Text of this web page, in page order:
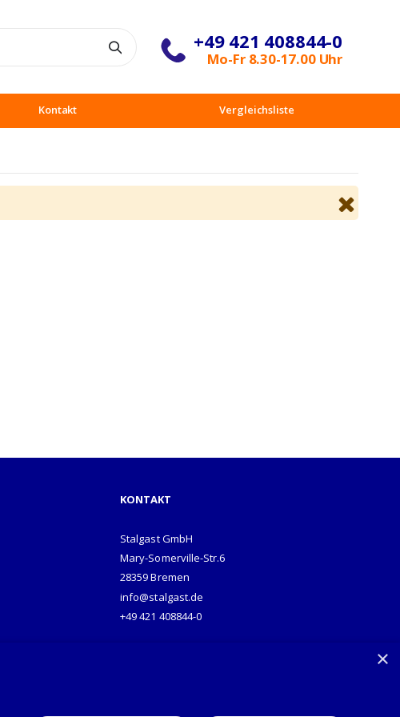
+49 421 408844-0
Mo-Fr 8.30-17.00 Uhr
Kontakt Vergleichsliste
KONTAKT
Stalgast GmbH
Mary-Somerville-Str.6
28359 Bremen
info@stalgast.de
+49 421 408844-0
×